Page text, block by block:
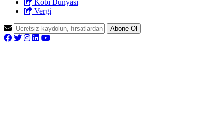
Kobi Dünyası
Vergi
Abone Ol